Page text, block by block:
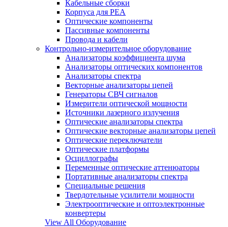
Кабельные сборки
Корпуса для РЕА
Оптические компоненты
Пассивные компоненты
Провода и кабели
Контрольно-измерительное оборудование
Анализаторы коэффициента шума
Анализаторы оптических компонентов
Анализаторы спектра
Векторные анализаторы цепей
Генераторы СВЧ сигналов
Измерители оптической мощности
Источники лазерного излучения
Оптические анализаторы спектра
Оптические векторные анализаторы цепей
Оптические переключатели
Оптические платформы
Осциллографы
Переменные оптические аттенюаторы
Портативные анализаторы спектра
Специальные решения
Твердотельные усилители мощности
Электрооптические и оптоэлектронные
конвертеры
View All Оборудование